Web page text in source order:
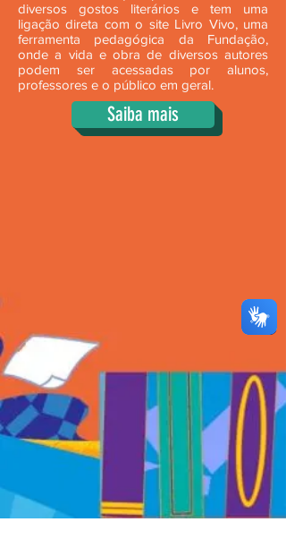
diversos gostos literários e tem uma
ligação direta com o site Livro Vivo, uma
ferramenta pedagógica da Fundação,
onde a vida e obra de diversos autores
podem ser acessadas por alunos,
professores e o público em geral.
Saiba mais